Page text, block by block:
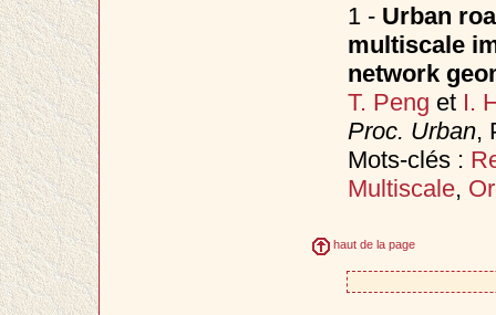
1 - Urban
multiscale
network
T. Peng et I.
Proc. Urban,
Mots-clés :
Multiscale,
haut de la page